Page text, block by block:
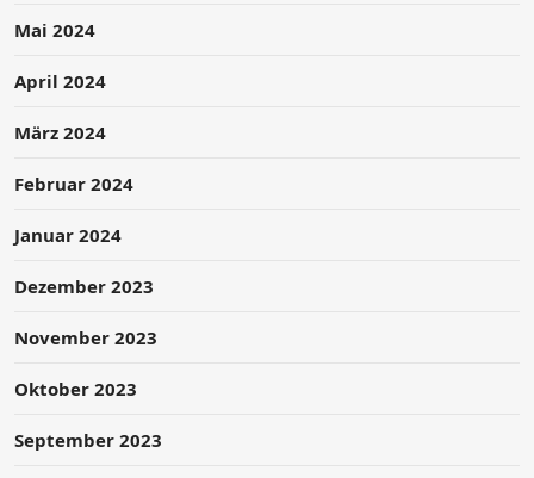
Mai 2024
April 2024
März 2024
Februar 2024
Januar 2024
Dezember 2023
November 2023
Oktober 2023
September 2023